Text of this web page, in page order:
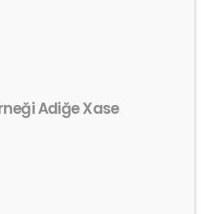
Adiğe Xase